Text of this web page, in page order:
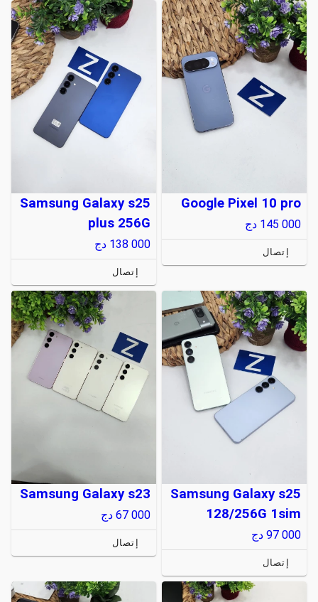
Google Pixel 10 pro
145 000 دج
إتصال
Samsung Galaxy s25
plus 256G
138 000 دج
إتصال
Samsung Galaxy s25
128/256G 1sim
97 000 دج
إتصال
Samsung Galaxy s23
67 000 دج
إتصال